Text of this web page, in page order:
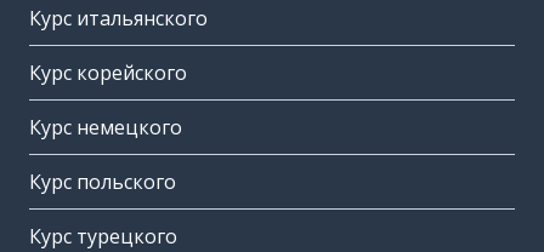
Курс итальянского
Курс корейского
Курс немецкого
Курс польского
Курс турецкого